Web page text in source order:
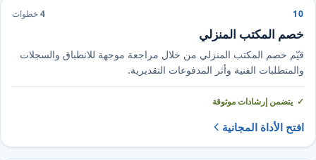
10
4خطوات
خصم المكتب المنزلي
قيّم خصم المكتب المنزلي من خلال مراجعة موجهة للانطباق والسجلات
والمتطلبات الفنية وأثر المدفوعات التقديرية.
يتضمن إرشادات موثوقة
افتح الأداة المجانية